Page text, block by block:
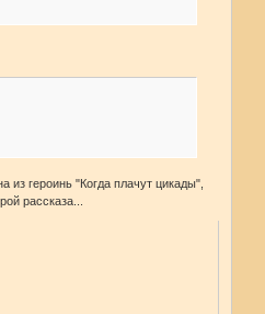
героинь "Когда плачут цикады",
рассказа...